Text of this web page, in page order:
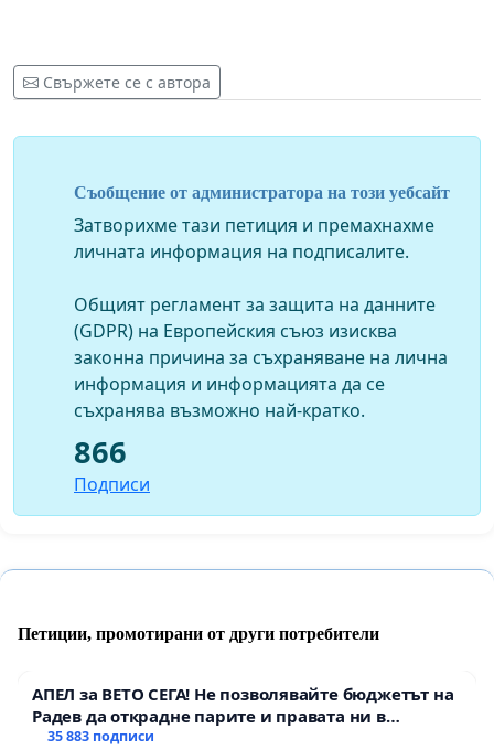
Свържете се с автора
Съобщение от администратора на този уебсайт
Затворихме тази петиция и премахнахме
личната информация на подписалите.
Общият регламент за защита на данните
(GDPR) на Европейския съюз изисква
законна причина за съхраняване на лична
информация и информацията да се
съхранява възможно най-кратко.
866
Подписи
Петиции, промотирани от други потребители
АПЕЛ за ВЕТО СЕГА! Не позволявайте бюджетът на
Радев да открадне парите и правата ни в
тъмното
35 883 подписи